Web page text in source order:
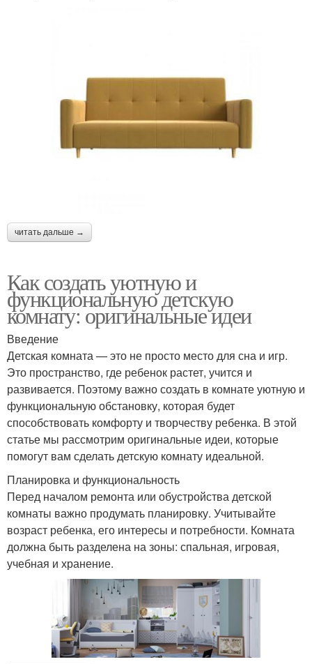
читать дальше →
Как создать уютную и
функциональную детскую
комнату: оригинальные идеи
Введение
Детская комната — это не просто место для сна и игр.
Это пространство, где ребенок растет, учится и
развивается. Поэтому важно создать в комнате уютную и
функциональную обстановку, которая будет
способствовать комфорту и творчеству ребенка. В этой
статье мы рассмотрим оригинальные идеи, которые
помогут вам сделать детскую комнату идеальной.
Планировка и функциональность
Перед началом ремонта или обустройства детской
комнаты важно продумать планировку. Учитывайте
возраст ребенка, его интересы и потребности. Комната
должна быть разделена на зоны: спальная, игровая,
учебная и хранение.